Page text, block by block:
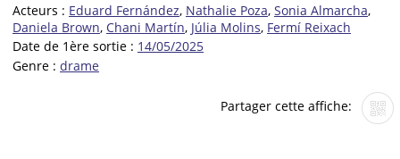
Acteurs : Eduard Fernández, Nathalie Poza, Sonia Almarcha,
Daniela Brown, Chani Martín, Júlia Molins, Fermí Reixach
Date de 1ère sortie : 14/05/2025
Genre : drame
Partager cette affiche: